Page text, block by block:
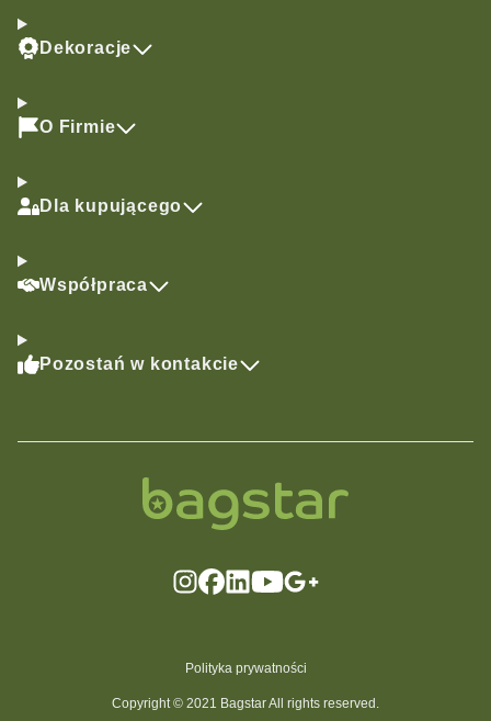
Dekoracje
O Firmie
Dla kupującego
Współpraca
Pozostań w kontakcie
Polityka prywatności
Copyright © 2021 Bagstar All rights reserved.